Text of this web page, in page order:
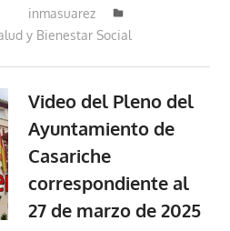
inmasuarez
y Bienestar Social
Video del Pleno del
Ayuntamiento de
Casariche
correspondiente al
27 de marzo de 2025